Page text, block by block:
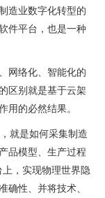
造业数字化转型的
件平台，也是一种
网络化、智能化的
区别就是基于云架
的必然结果。
就是如何采集制造
品模型、生产过程
，实现物理世界隐
性、并将技术、